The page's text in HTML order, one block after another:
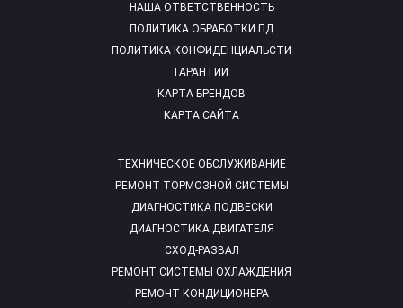
ТЕХНИЧЕСКОЕ ОБСЛУЖИВАНИЕ
РЕМОНТ ТОРМОЗНОЙ СИСТЕМЫ
ДИАГНОСТИКА ПОДВЕСКИ
ДИАГНОСТИКА ДВИГАТЕЛЯ
СХОД-РАЗВАЛ
РЕМОНТ СИСТЕМЫ ОХЛАЖДЕНИЯ
РЕМОНТ КОНДИЦИОНЕРА
НАША ОТВЕТСТВЕННОСТЬ
ПОЛИТИКА ОБРАБОТКИ ПД
ПОЛИТИКА КОНФИДЕНЦИАЛЬСТИ
ГАРАНТИИ
КАРТА БРЕНДОВ
КАРТА САЙТА